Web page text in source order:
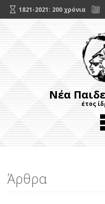
1821-2021: 200 χρόνια
Νέα
έτος
Άρθρα